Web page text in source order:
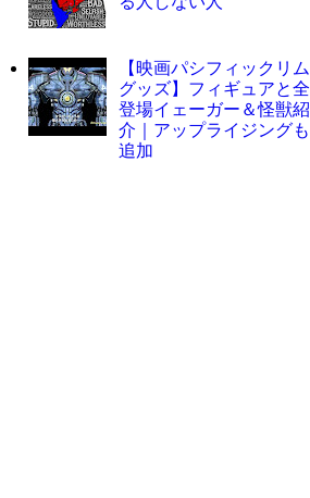
【映画パシフィックリム
グッズ】フィギュアと全
登場イェーガー＆怪獣紹
介｜アップライジングも
追加